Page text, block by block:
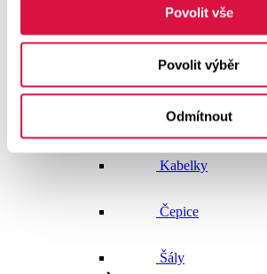
Povolit vše
Povolit výběr
Odmítnout
Boty GEOX
Pásky
Peněženky
Kabelky
Čepice
Šály